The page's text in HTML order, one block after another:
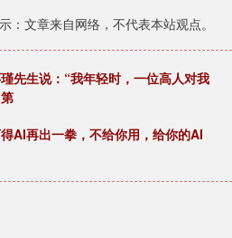
：文章来自网络，不代表本站观点。
先生说：“我年轻时，一位高人对我
AI再出一拳，不给你用，给你的AI